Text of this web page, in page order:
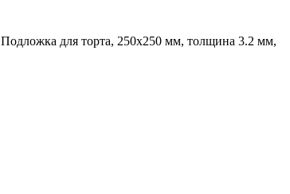
Подложка для торта, 250x250 мм, толщина 3.2 мм,